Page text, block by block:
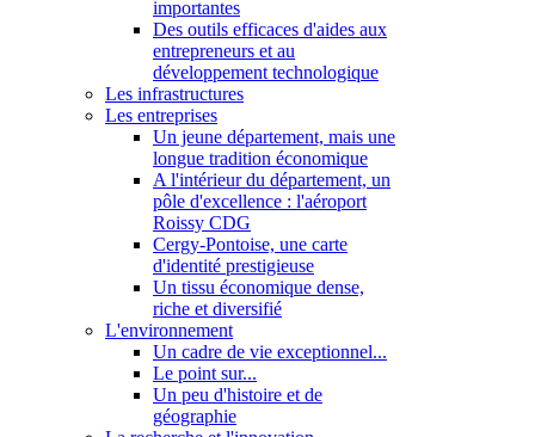
importantes
Des outils efficaces d'aides aux
entrepreneurs et au
développement technologique
Les infrastructures
Les entreprises
Un jeune département, mais une
longue tradition économique
A l'intérieur du département, un
pôle d'excellence : l'aéroport
Roissy CDG
Cergy-Pontoise, une carte
d'identité prestigieuse
Un tissu économique dense,
riche et diversifié
L'environnement
Un cadre de vie exceptionnel...
Le point sur...
Un peu d'histoire et de
géographie